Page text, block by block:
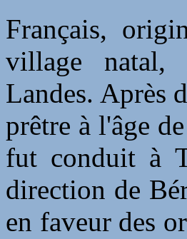
Français,
village natal,
Landes. Après
prêtre à l'âge
fut conduit à
direction de
en faveur des